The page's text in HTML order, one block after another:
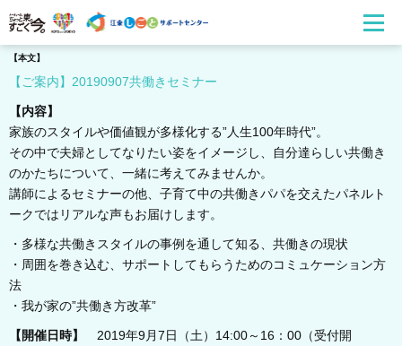
【本文】
【ご案内】20190907共働きセミナー
【内容】
家族のスタイルや価値観が多様化する”人生100年時代”。
その中で夫婦としてなりたい姿をイメージし、自分達らしい共働き
のかたちについて、一緒に考えてみませんか。
講師によるセミナーの他、子育て中の共働きパパを交えたパネルト
ークではリアルな声もお届けします。
・多様な共働きスタイルの事例を通して知る、共働きの現状
・周囲を巻き込む、サポートしてもらうためのコミュケーション方
法
・我が家の”共働き方改革”
【開催日時】
2019年9月7日（土）14:00～16：00（受付開